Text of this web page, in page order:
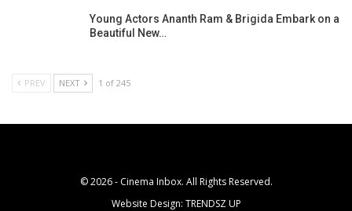
Young Actors Ananth Ram & Brigida Embark on a
Beautiful New…
PREV NEXT 1 of 245
© 2026 - Cinema Inbox. All Rights Reserved.
Website Design: TRENDSZ UP